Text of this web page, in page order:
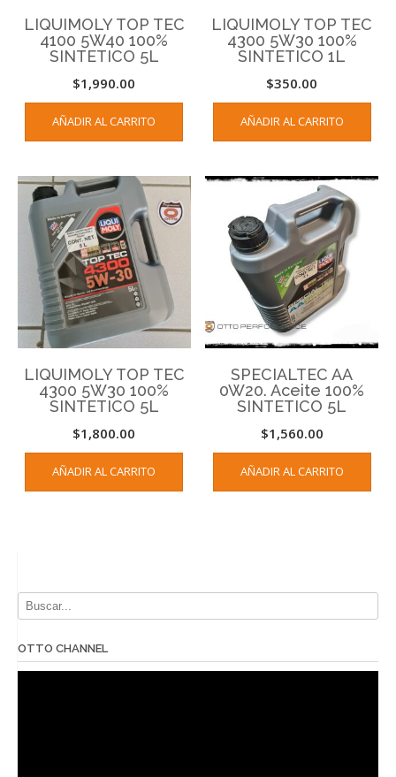
LIQUIMOLY TOP TEC
4100 5W40 100%
SINTETICO 5L
$1,990.00
AÑADIR AL CARRITO
LIQUIMOLY TOP TEC
4300 5W30 100%
SINTETICO 1L
$350.00
AÑADIR AL CARRITO
LIQUIMOLY TOP TEC
4300 5W30 100%
SINTETICO 5L
$1,800.00
AÑADIR AL CARRITO
SPECIALTEC AA
0W20. Aceite 100%
SINTETICO 5L
$1,560.00
AÑADIR AL CARRITO
OTTO CHANNEL